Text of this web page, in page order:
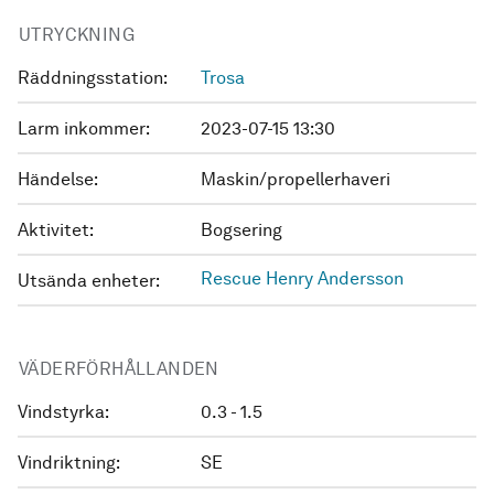
UTRYCKNING
Räddningsstation: Trosa
Larm inkommer: 2023-07-15 13:30
Händelse: Maskin/propellerhaveri
Aktivitet: Bogsering
Utsända enheter: Rescue Henry Andersson
VÄDERFÖRHÅLLANDEN
Vindstyrka: 0.3 - 1.5
Vindriktning: SE